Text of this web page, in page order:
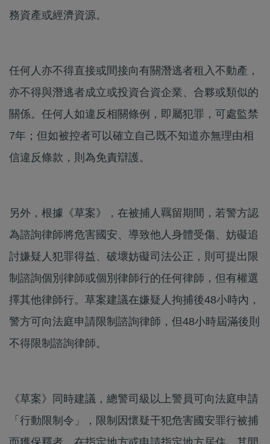
務資產或經濟資源。
任何人亦不得直接或間接向有關潛逃者租入不動產，
亦不得與潛逃者成立或投資合資企業、合夥或類似的
關係。任何人如違反相關條例，即屬犯罪，可處監禁
7年；但如被控者可以確立自己既不知道亦無理由相
信違反條款，則為免責辯護。
另外，根據《草案》，在被捕人羈留期間，若警方認
為諮詢律師將危害國安、導致他人身體受傷、妨礙追
討嫌疑人犯罪得益、破壞妨礙司法公正，則可提出限
制諮詢個別律師或個別律師行的任何律師，但有權選
擇其他律師行。草案建議在嫌疑人拘捕後48小時內，
警方可向法庭申請限制諮詢律師，但48小時屆滿後則
不得限制諮詢律師。
《草案》同時建議，總警司級以上警員可向法庭申請
「行動限制令」，限制因懷疑干犯危害國安罪行被捕